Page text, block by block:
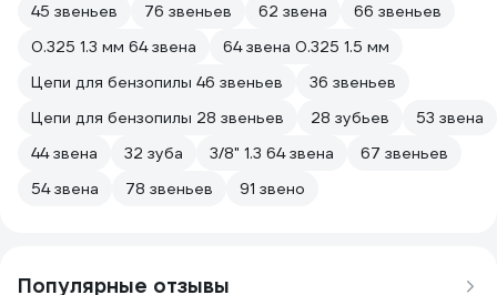
45 звеньев
76 звеньев 62 звена
66 звеньев
0.325 1.3 мм 64 звена
64 звена 0.325 1.5 мм
Цепи для бензопилы 46 звеньев
36 звеньев
Цепи для бензопилы 28 звеньев
28 зубьев
53 звена
44 звена
32 зуба 3/8" 1.3 64 звена
67 звеньев
54 звена
78 звеньев 91 звено
Популярные отзывы